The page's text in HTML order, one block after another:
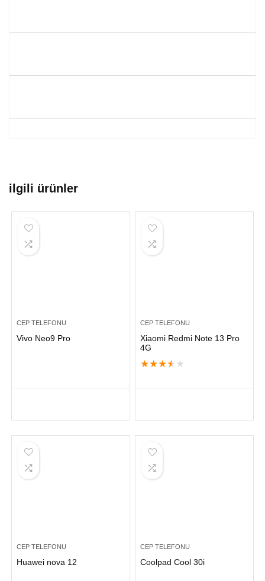
ilgili ürünler
CEP TELEFONU
Vivo Neo9 Pro
CEP TELEFONU
Xiaomi Redmi Note 13 Pro
4G
★★★★ ★
CEP TELEFONU
Huawei nova 12
CEP TELEFONU
Coolpad Cool 30i